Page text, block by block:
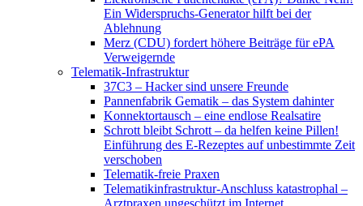
Ein Widerspruchs-Generator hilft bei der
Ablehnung
Merz (CDU) fordert höhere Beiträge für ePA
Verweigernde
Telematik-Infrastruktur
37C3 – Hacker sind unsere Freunde
Pannenfabrik Gematik – das System dahinter
Konnektortausch – eine endlose Realsatire
Schrott bleibt Schrott – da helfen keine Pillen!
Einführung des E-Rezeptes auf unbestimmte Zeit
verschoben
Telematik-freie Praxen
Telematikinfrastruktur-Anschluss katastrophal –
Arztpraxen ungeschützt im Internet